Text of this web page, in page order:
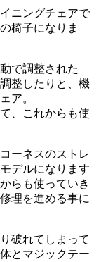
ニングチェアで
椅子になりま
で調整された
整したりと、機
ア。
、これからも使
ーネスのストレ
デルになります
らも使っていき
理を進める事に
破れてしまって
とマジックテー